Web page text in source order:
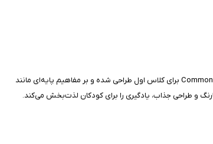
این برنامه یک بازی آموزشی با تم سفر جاده‌ای است که کودکان را تشویق می‌کند تا با حل مسائل ریاضی، مهارت‌های خود را تقویت کنند. این اپلیکیشن با هدف آموزش استانداردهای Common Core برای کلاس اول طراحی شده و بر مفاهیم پایه‌ای مانند
و طراحی جذاب، یادگیری را برای کودکان لذت‌بخش می‌کند.